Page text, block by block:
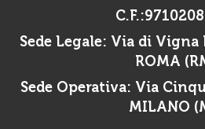
Sede Legale: Via di Vigna
ROMA
Sede Operativa: Via
MILANO